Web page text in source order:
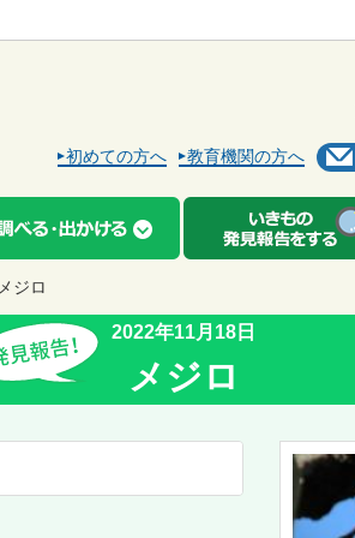
初めての方へ 教育機関の方へ
メジロ
2022年11月18日
メジロ